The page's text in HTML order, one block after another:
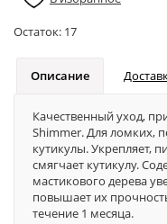
Остаток: 17
Описание
Качественный уход,
Shimmer. Для ломких,
кутикулы. Укрепляет,
смягчает кутикулу.
мастикового дерева
повышает их
течение 1 месяца.